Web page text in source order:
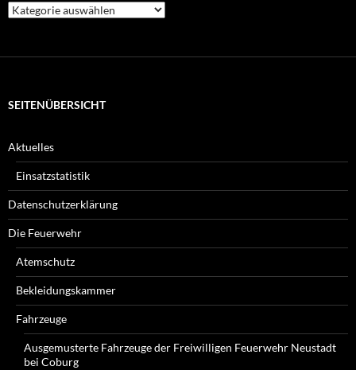
Welche
Beiträge
SEITENÜBERSICHT
Aktuelles
Einsatzstatistik
Datenschutzerklärung
Die Feuerwehr
Atemschutz
Bekleidungskammer
Fahrzeuge
Ausgemusterte Fahrzeuge der Freiwilligen Feuerwehr Neustadt
bei Coburg